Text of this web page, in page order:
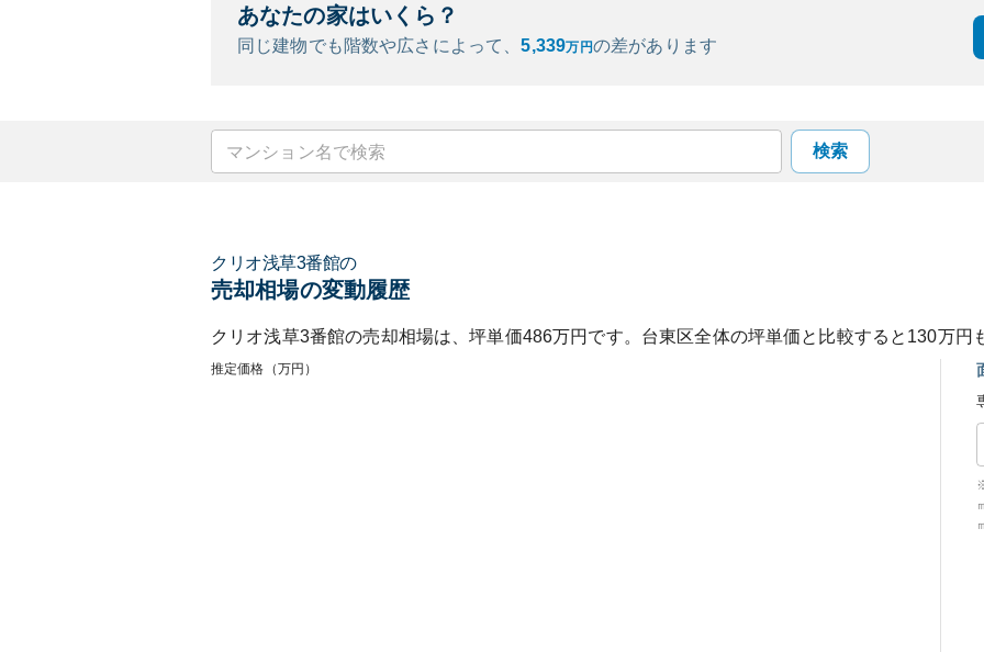
あなたの家はいくら？
同じ建物でも階数や広さによって、5,339万円の差があります
検索
クリオ浅草3番館の
売却相場の変動履歴
クリオ浅草3番館の売却相場は、坪単価486万円です。 台東区全体の坪単価と比較すると 130万円
推定価格（万円）